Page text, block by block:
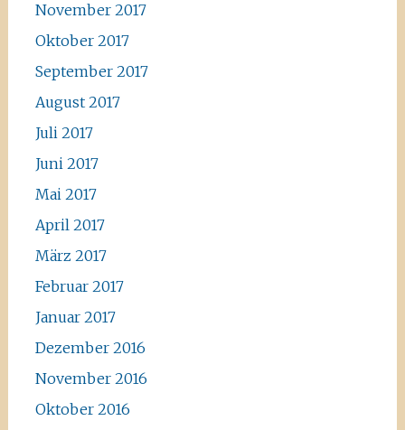
November 2017
Oktober 2017
September 2017
August 2017
Juli 2017
Juni 2017
Mai 2017
April 2017
März 2017
Februar 2017
Januar 2017
Dezember 2016
November 2016
Oktober 2016